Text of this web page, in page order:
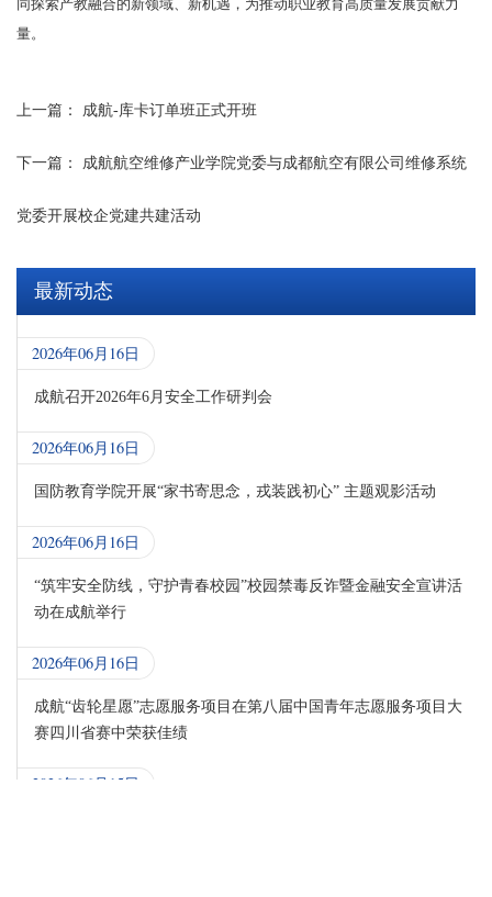
同探索产教融合的新领域、新机遇，为推动职业教育高质量发展贡献力
量。
上一篇： 成航-库卡订单班正式开班
下一篇： 成航航空维修产业学院党委与成都航空有限公司维修系统
党委开展校企党建共建活动
最新动态
2026年06月16日
成航召开2026年6月安全工作研判会
2026年06月16日
国防教育学院开展“家书寄思念，戎装践初心” 主题观影活动
2026年06月16日
“筑牢安全防线，守护青春校园”校园禁毒反诈暨金融安全宣讲活
动在成航举行
2026年06月16日
成航“齿轮星愿”志愿服务项目在第八届中国青年志愿服务项目大
赛四川省赛中荣获佳绩
2026年06月15日